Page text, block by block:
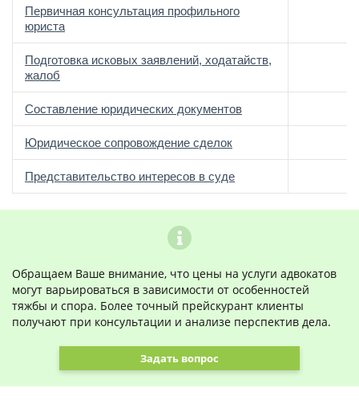
Первичная консультация профильного
юриста
Подготовка исковых заявлений, ходатайств,
жалоб
Составление юридических документов
Юридическое сопровождение сделок
Представительство интересов в суде
Обращаем Ваше внимание, что цены на услуги адвокатов
могут варьироваться в зависимости от особенностей
тяжбы и спора. Более точный прейскурант клиенты
получают при консультации и анализе перспектив дела.
Задать вопрос